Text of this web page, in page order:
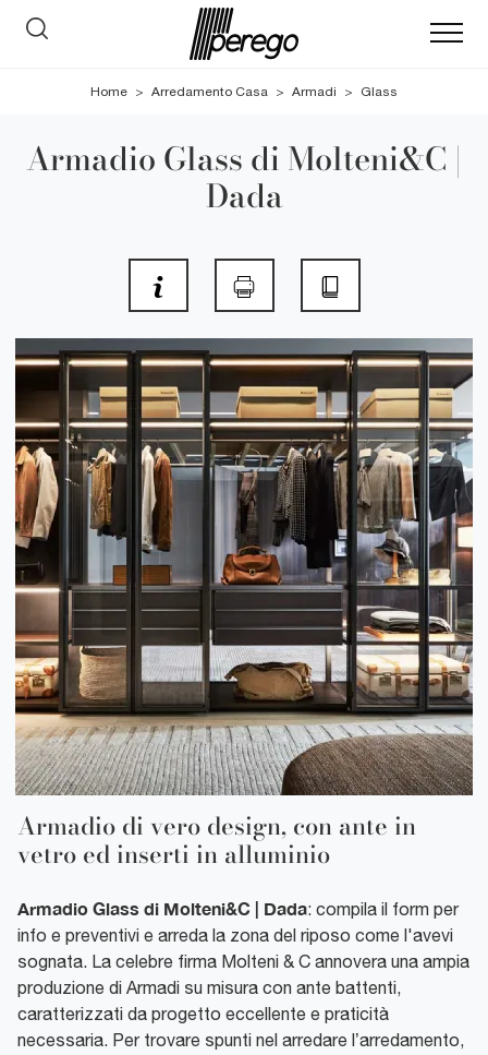
Home > Arredamento Casa > Armadi > Glass
Armadio Glass di Molteni&C |
Dada
Armadio di vero design, con ante in
vetro ed inserti in alluminio
Armadio Glass di Molteni&C | Dada: compila il form per
info e preventivi e arreda la zona del riposo come l'avevi
sognata. La celebre firma Molteni & C annovera una ampia
produzione di Armadi su misura con ante battenti,
caratterizzati da progetto eccellente e praticità
necessaria. Per trovare spunti nel arredare l’arredamento,